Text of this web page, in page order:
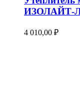
ИЗОЛАЙТ-
4 010,00 ₽